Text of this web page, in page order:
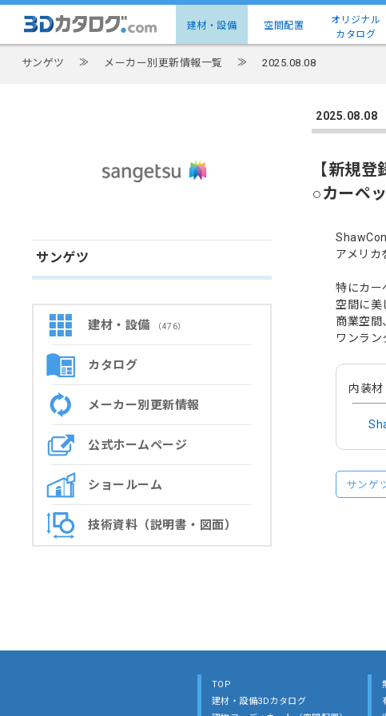
建材・設備 空間配置
オリジナル
カタログ
サンゲツ ≫ メーカー別更新情報一覧 ≫ 2025.08.08
サンゲツ
建材・設備 （476）
カタログ
メーカー別更新情報
公式ホームページ
ショールーム
技術資料（説明書・図面）
2025.08.08
【新規登
○カーペ
アメリカ
特にカー
空間に美
商業空間
ワンラン
内装材
サンゲ
TOP
建材・設備3Dカタログ